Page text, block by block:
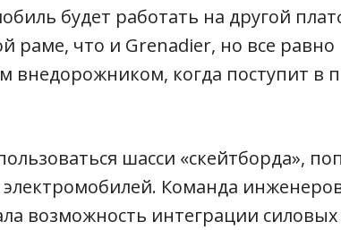
будет работать на другой
раме, что и Grenadier, но все равно
внедорожником, когда поступит в
шасси «скейтборда»,
Команда
возможность интеграции силовых